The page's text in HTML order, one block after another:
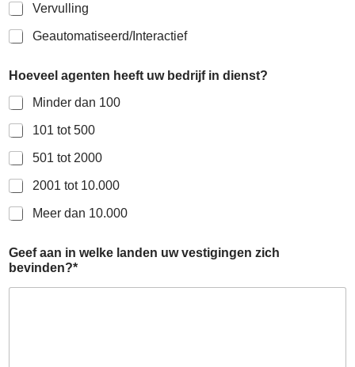
Vervulling
Geautomatiseerd/Interactief
Hoeveel agenten heeft uw bedrijf in dienst?
Minder dan 100
101 tot 500
501 tot 2000
2001 tot 10.000
Meer dan 10.000
Geef aan in welke landen uw vestigingen zich
bevinden?*